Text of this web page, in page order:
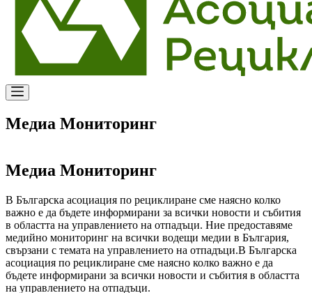
Медиа Мониторинг
Медиа Мониторинг
В Българска асоциация по рециклиране сме наясно колко
важно е да бъдете информирани за всички новости и събития
в областта на управлението на отпадъци. Ние предоставяме
медийно мониторинг на всички водещи медии в България,
свързани с темата на управлението на отпадъци.В Българска
асоциация по рециклиране сме наясно колко важно е да
бъдете информирани за всички новости и събития в областта
на управлението на отпадъци.